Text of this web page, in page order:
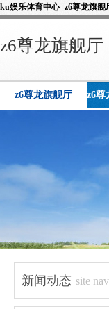
ku娱乐体育中心 -z6尊龙旗舰
z6尊龙旗舰厅
z6尊龙旗舰厅 z6尊
新闻动态 site